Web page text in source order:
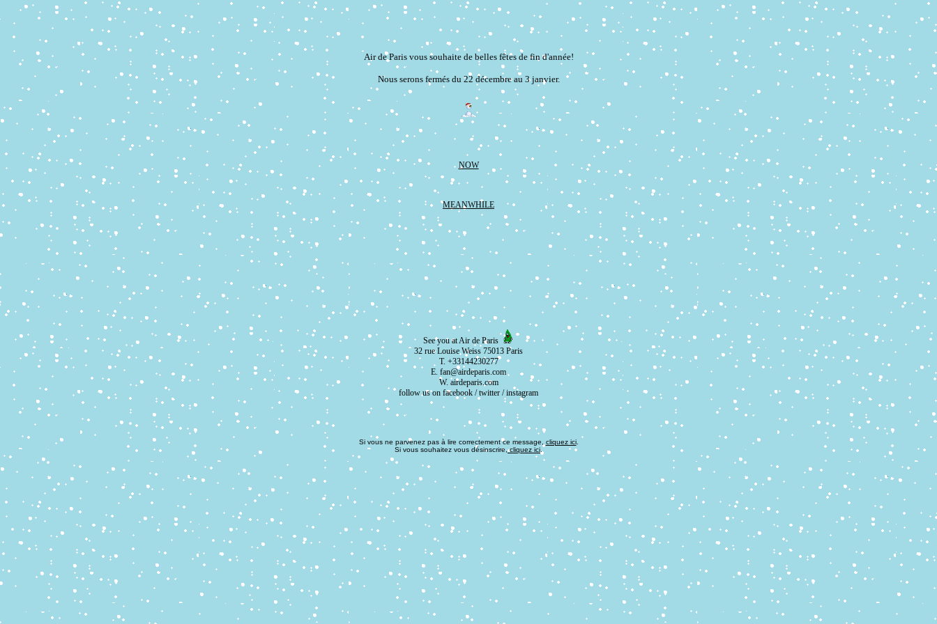
Air de Paris vous souhaite de belles fêtes de fin d'année!
Nous serons fermés du 22 décembre au 3 janvier.
NOW
MEANWHILE
See you at Air de Paris
32 rue Louise Weiss 75013 Paris
T. +33144230277
E. fan@airdeparis.com
W. airdeparis.com
follow us on facebook /twitter /instagram
Si vous ne parvenez pas à lire correctement ce message, cliquez ici.
Si vous souhaitez vous désinscrire, cliquez ici